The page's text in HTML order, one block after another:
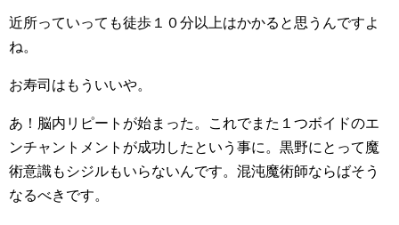
近所っていっても徒歩１０分以上はかかると思うんですよ
ね。
お寿司はもういいや。
あ！脳内リピートが始まった。これでまた１つボイドのエ
ンチャントメントが成功したという事に。黒野にとって魔
術意識もシジルもいらないんです。混沌魔術師ならばそう
なるべきです。